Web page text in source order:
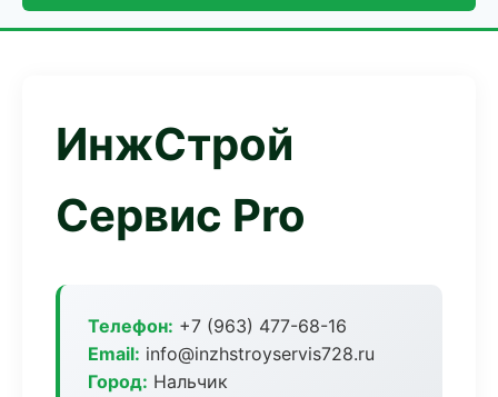
ИнжСтрой
Сервис Pro
Телефон: +7 (963) 477-68-16
Email: info@inzhstroyservis728.ru
Город: Нальчик